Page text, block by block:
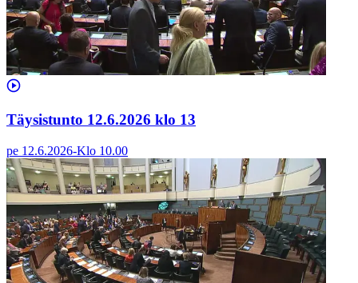
Täysistunto 12.6.2026 klo 13
pe 12.6.2026-Klo 10.00